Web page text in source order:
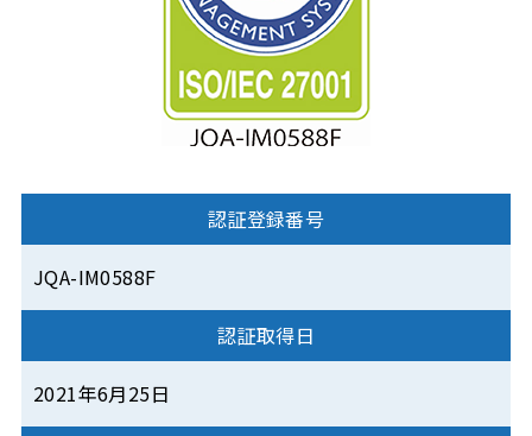
認証登録番号
JQA-IM0588F
認証取得日
2021年6月25日